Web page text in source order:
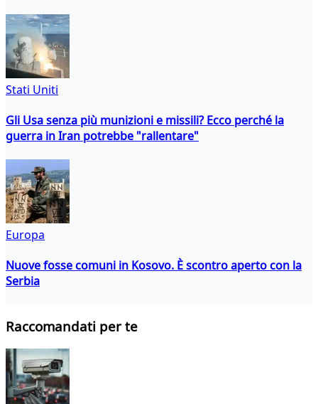
Stati Uniti
Gli Usa senza più munizioni e missili? Ecco perché la
guerra in Iran potrebbe "rallentare"
Europa
Nuove fosse comuni in Kosovo. È scontro aperto con la
Serbia
Raccomandati per te